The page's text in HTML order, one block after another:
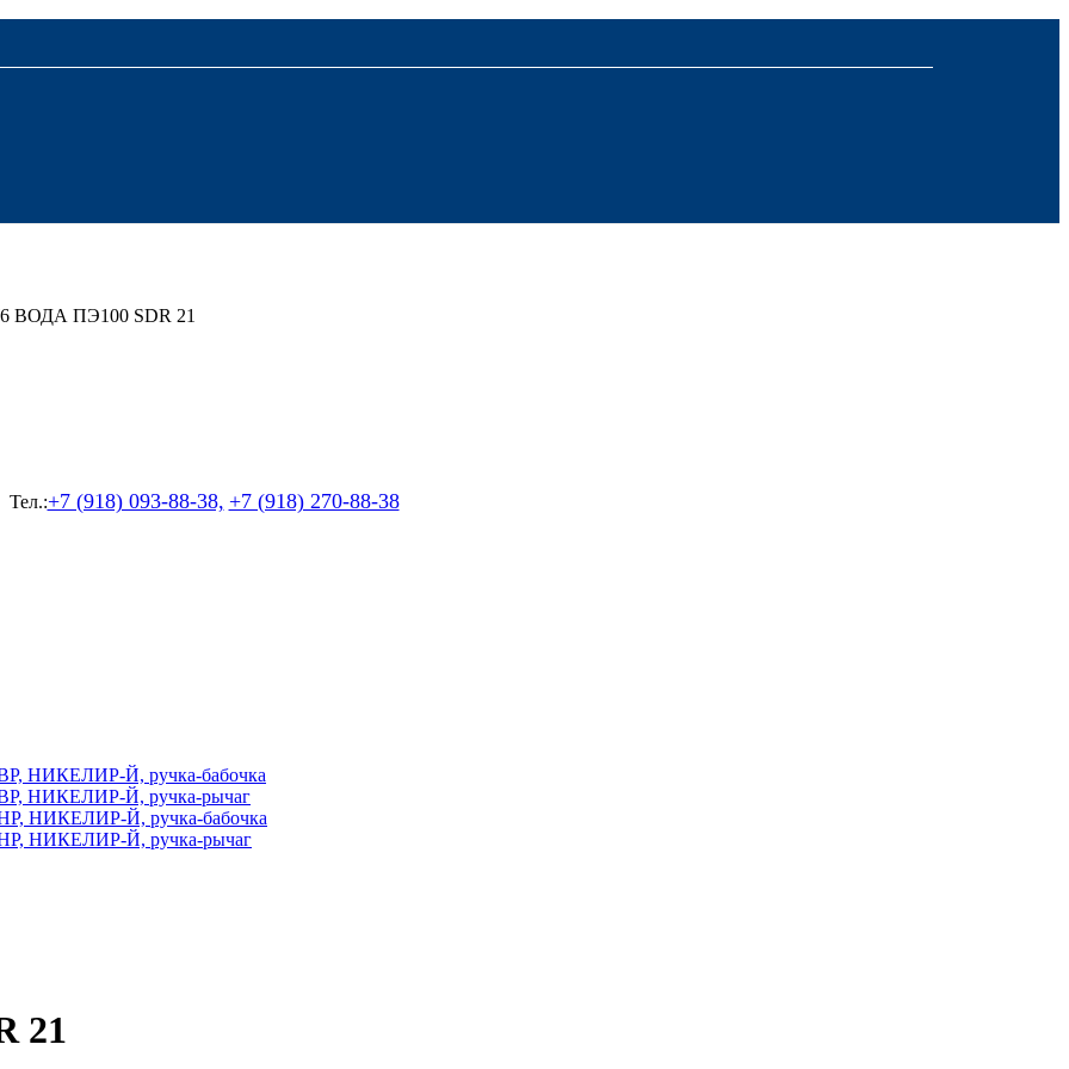
Тел.:+7 (918) 093-88-38, +7 (918) 270-88-38
НИКЕЛИР-Й, ручка-бабочка
НИКЕЛИР-Й, ручка-рычаг
НИКЕЛИР-Й, ручка-бабочка
НИКЕЛИР-Й, ручка-рычаг
ВОДА ПЭ100 SDR 21
21